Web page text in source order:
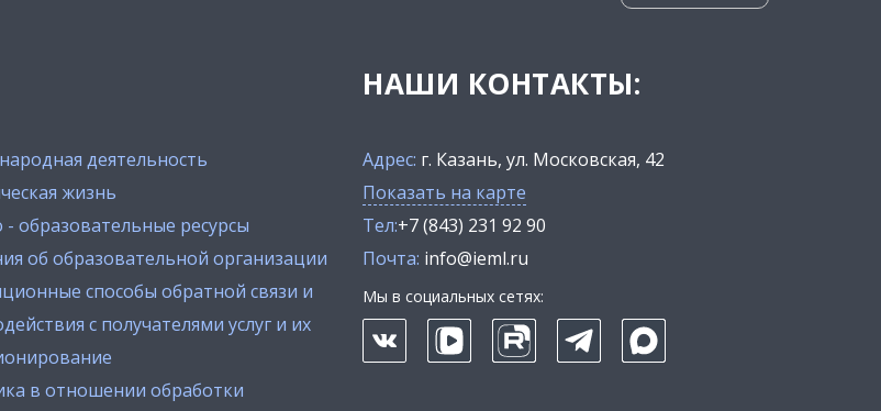
деятельность
жизнь
- образовательные ресурсы
об образовательной организации
способы обратной связи и
с получателями услуг и их
в отношении обработки
НАШИ КОНТАКТЫ:
Адрес: г. Казань, ул. Московская, 42
Показать на карте
Тел:+7 (843) 231 92 90
Почта: info@ieml.ru
Мы в социальных сетях: